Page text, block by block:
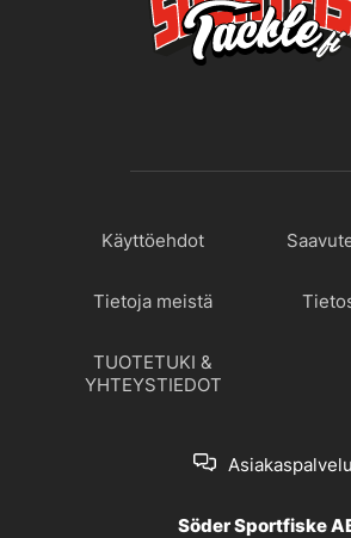
Käyttöehdot
Tietoja meistä
TUOTETUKI &
YHTEYSTIEDOT
Asiakaspalvelu
Söder Sportfiske